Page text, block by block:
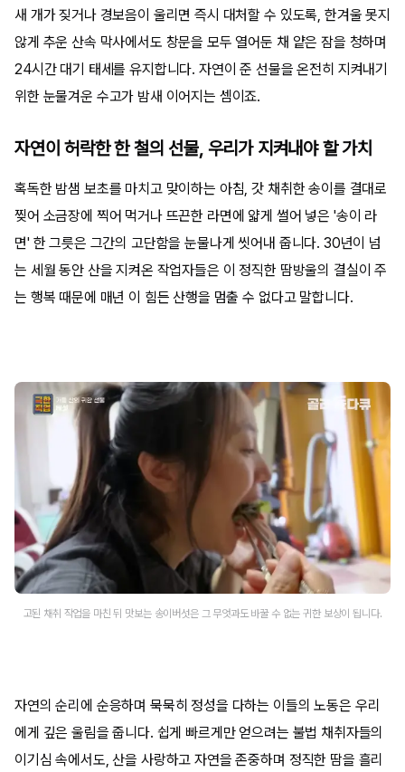
새 개가 짖거나 경보음이 울리면 즉시 대처할 수 있도록, 한겨울 못지
않게 추운 산속 막사에서도 창문을 모두 열어둔 채 얕은 잠을 청하며
24시간 대기 태세를 유지합니다. 자연이 준 선물을 온전히 지켜내기
위한 눈물겨운 수고가 밤새 이어지는 셈이죠.
자연이 허락한 한 철의 선물, 우리가 지켜내야 할 가치
혹독한 밤샘 보초를 마치고 맞이하는 아침, 갓 채취한 송이를 결대로
찢어 소금장에 찍어 먹거나 뜨끈한 라면에 얇게 썰어 넣은 '송이 라
면' 한 그릇은 그간의 고단함을 눈물나게 씻어내 줍니다. 30년이 넘
는 세월 동안 산을 지켜온 작업자들은 이 정직한 땀방울의 결실이 주
는 행복 때문에 매년 이 힘든 산행을 멈출 수 없다고 말합니다.
고된 채취 작업을 마친 뒤 맛보는 송이버섯은 그 무엇과도 바꿀 수 없는 귀한 보상이 됩니다.
자연의 순리에 순응하며 묵묵히 정성을 다하는 이들의 노동은 우리
에게 깊은 울림을 줍니다. 쉽게 빠르게만 얻으려는 불법 채취자들의
이기심 속에서도, 산을 사랑하고 자연을 존중하며 정직한 땀을 흘리